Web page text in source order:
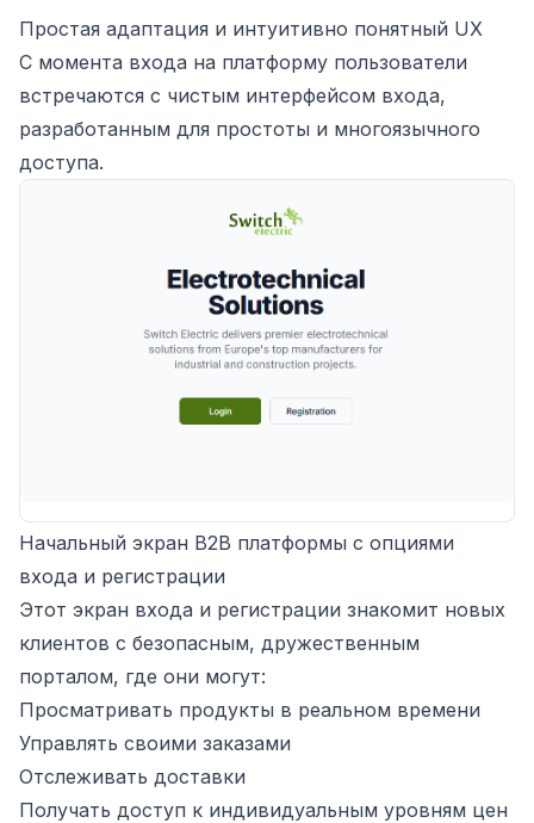
Простая адаптация и интуитивно понятный UX
С момента входа на платформу пользователи
встречаются с чистым интерфейсом входа,
разработанным для простоты и многоязычного
доступа.
Начальный экран B2B платформы с опциями
входа и регистрации
Этот экран входа и регистрации знакомит новых
клиентов с безопасным, дружественным
порталом, где они могут:
Просматривать продукты в реальном времени
Управлять своими заказами
Отслеживать доставки
Получать доступ к индивидуальным уровням цен